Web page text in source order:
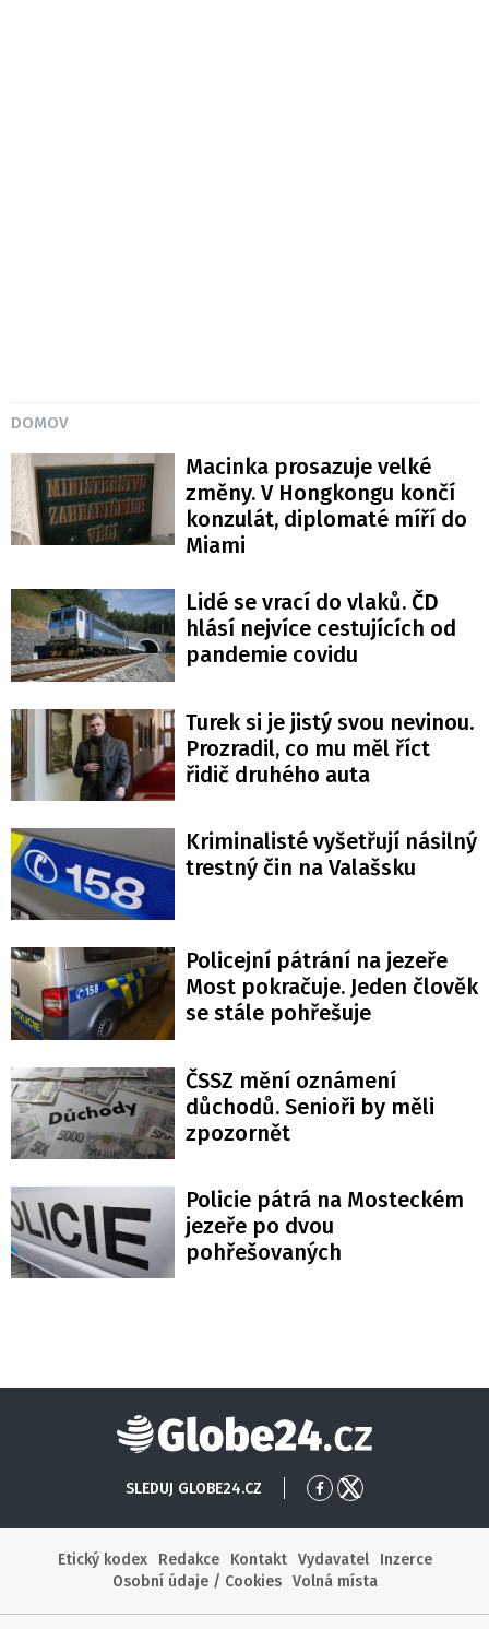
DOMOV
Macinka prosazuje velké
změny. V Hongkongu končí
konzulát, diplomaté míří do
Miami
Lidé se vrací do vlaků. ČD
hlásí nejvíce cestujících od
pandemie covidu
Turek si je jistý svou nevinou.
Prozradil, co mu měl říct
řidič druhého auta
Kriminalisté vyšetřují násilný
trestný čin na Valašsku
Policejní pátrání na jezeře
Most pokračuje. Jeden člověk
se stále pohřešuje
ČSSZ mění oznámení
důchodů. Senioři by měli
zpozornět
Policie pátrá na Mosteckém
jezeře po dvou
pohřešovaných
Globe24
SLEDUJ GLOBE24.CZ
Přejít
Facebook
Přejít
X
Etický kodex
Redakce Kontakt Vydavatel
Inzerce
Osobní údaje / Cookies
Volná místa